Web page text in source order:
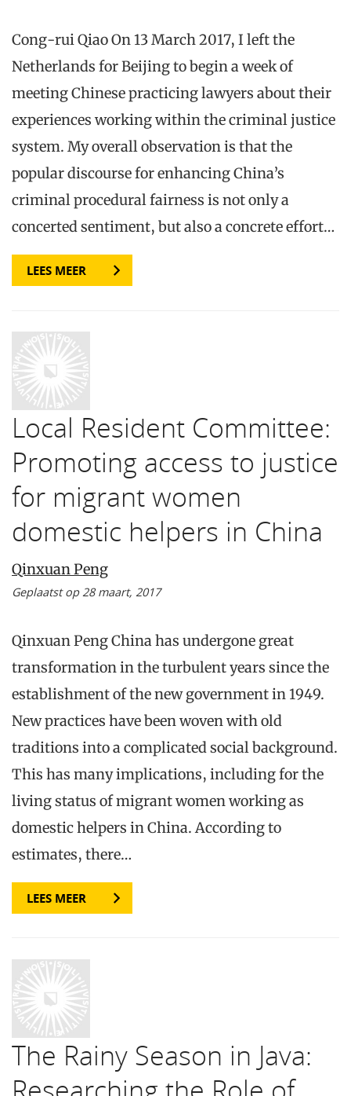
Cong-rui Qiao On 13 March 2017, I left the
Netherlands for Beijing to begin a week of
meeting Chinese practicing lawyers about their
experiences working within the criminal justice
system. My overall observation is that the
popular discourse for enhancing China’s
criminal procedural fairness is not only a
concerted sentiment, but also a concrete effort…
LEES MEER
Local Resident Committee:
Promoting access to justice
for migrant women
domestic helpers in China
Qinxuan Peng
Geplaatst op 28 maart, 2017
Qinxuan Peng China has undergone great
transformation in the turbulent years since the
establishment of the new government in 1949.
New practices have been woven with old
traditions into a complicated social background.
This has many implications, including for the
living status of migrant women working as
domestic helpers in China. According to
estimates, there…
LEES MEER
The Rainy Season in Java: